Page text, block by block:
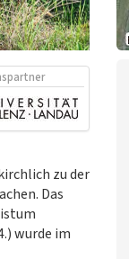
zu der
Das
wurde im